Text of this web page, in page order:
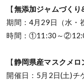
【無添加ジャムづくり
期間：4月29日（水・
時間：①11:30～
【静岡県産マスクメロ
開催日：5月2日(土)チ